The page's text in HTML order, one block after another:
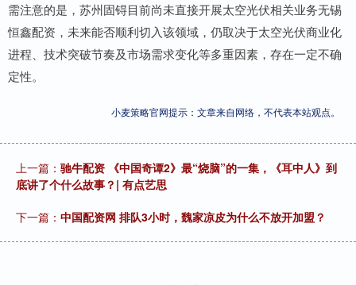
需注意的是，苏州固锝目前尚未直接开展太空光伏相关业务无锡
恒鑫配资，未来能否顺利切入该领域，仍取决于太空光伏商业化
进程、技术突破节奏及市场需求变化等多重因素，存在一定不确
定性。
小麦策略官网提示：文章来自网络，不代表本站观点。
上一篇： 驰牛配资 《中国奇谭2》最“烧脑”的一集，《耳中人》到
底讲了个什么故事？| 有点艺思
下一篇： 中国配资网 排队3小时，魏家凉皮为什么不放开加盟？